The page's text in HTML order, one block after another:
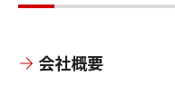
会社概要